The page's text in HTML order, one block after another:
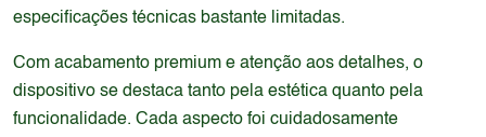
especificações técnicas bastante limitadas.
Com acabamento premium e atenção aos detalhes, o
dispositivo se destaca tanto pela estética quanto pela
funcionalidade. Cada aspecto foi cuidadosamente